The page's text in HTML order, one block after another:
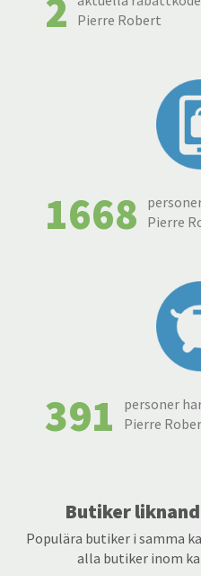
2
Pierre Robert
1668
Pierre
391
personer
Pierre
Butiker
Populära butiker i samma
alla butiker inom